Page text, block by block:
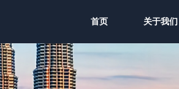
首页 关于我们